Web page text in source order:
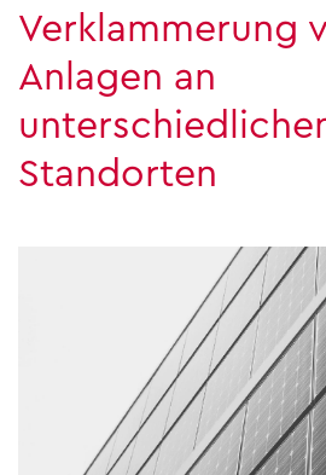
Verklammerung
Anlagen an
Standorten